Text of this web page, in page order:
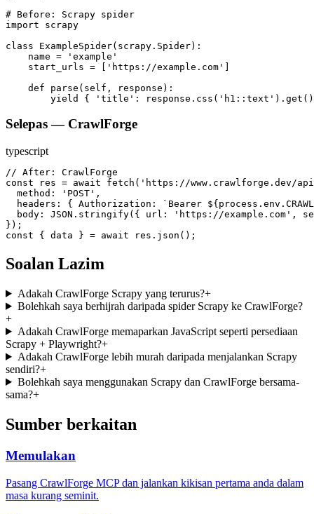
# Before: Scrapy spider
import scrapy
class ExampleSpider(scrapy.Spider):
    name = 'example'
    start_urls = ['https://example.com']
    def parse(self, response):
yield { 'title':
Selepas — CrawlForge
typescript
// After: CrawlForge
const res = await fetch('https://www.crawlforge.dev/
  method: 'POST',
headers: { Authorization: `Bearer
body: JSON.stringify({ url: 'https://example.com',
});
const { data } = await res.json();
Soalan Lazim
Adakah CrawlForge Scrapy yang terurus?+
Bolehkah saya berhijrah daripada spider Scrapy ke CrawlForge?
+
Adakah CrawlForge memaparkan JavaScript seperti persediaan
Scrapy + Playwright?+
Adakah CrawlForge lebih murah daripada menjalankan Scrapy
sendiri?+
Bolehkah saya menggunakan Scrapy dan CrawlForge bersama-
sama?+
Sumber berkaitan
Memulakan
Pasang CrawlForge MCP dan jalankan kikisan pertama anda dalam
masa kurang seminit.